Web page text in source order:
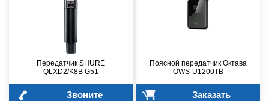
Передатчик SHURE
QLXD2/K8B G51
Звоните
Поясной передатчик Октава
OWS-U1200TB
Заказать